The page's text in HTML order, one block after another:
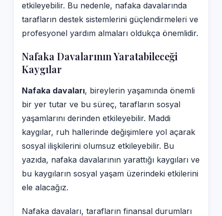
etkileyebilir. Bu nedenle, nafaka davalarında
tarafların destek sistemlerini güçlendirmeleri ve
profesyonel yardım almaları oldukça önemlidir.
Nafaka Davalarının Yaratabileceği
Kaygılar
Nafaka davaları, bireylerin yaşamında önemli
bir yer tutar ve bu süreç, tarafların sosyal
yaşamlarını derinden etkileyebilir. Maddi
kaygılar, ruh hallerinde değişimlere yol açarak
sosyal ilişkilerini olumsuz etkileyebilir. Bu
yazıda, nafaka davalarının yarattığı kaygıları ve
bu kaygıların sosyal yaşam üzerindeki etkilerini
ele alacağız.
Nafaka davaları, tarafların finansal durumları